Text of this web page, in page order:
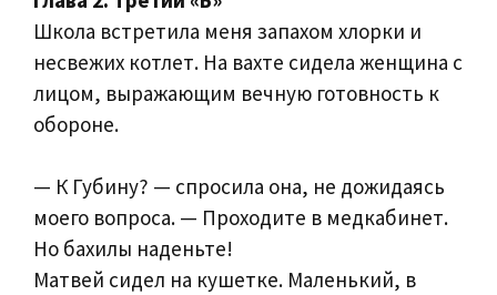
Школа встретила меня запахом хлорки и
несвежих котлет. На вахте сидела женщина с
лицом, выражающим вечную готовность к
обороне.
— К Губину? — спросила она, не дожидаясь
моего вопроса. — Проходите в медкабинет.
Но бахилы наденьте!
Матвей сидел на кушетке. Маленький, в